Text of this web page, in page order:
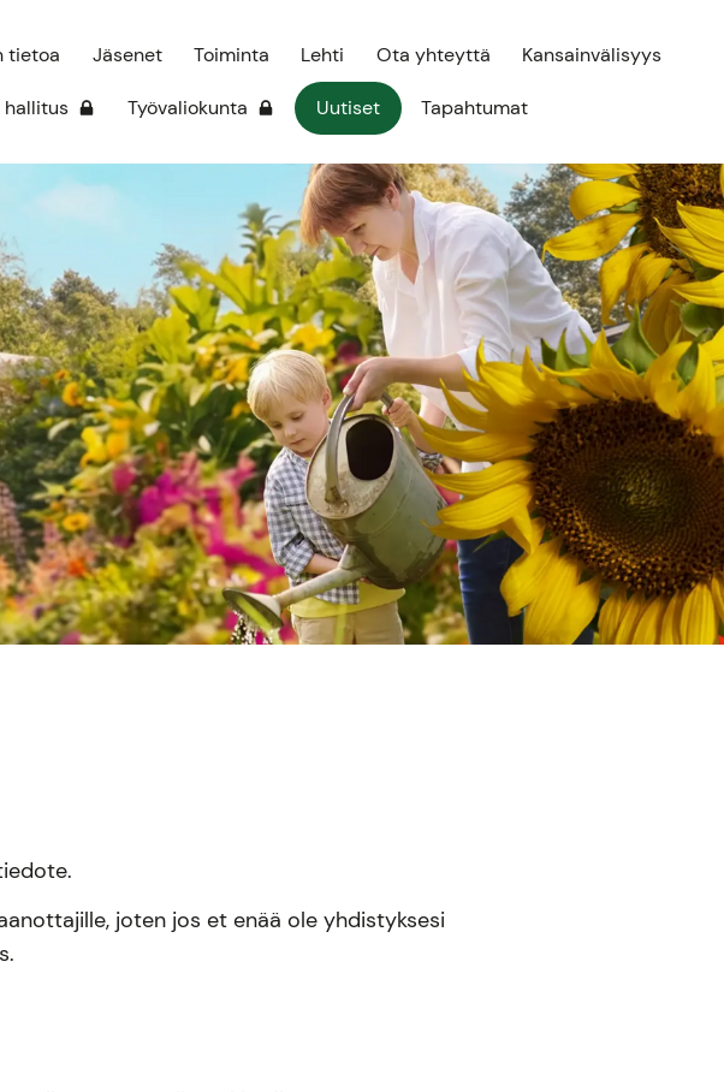
tietoa Jäsenet Toiminta Lehti Ota yhteyttä Kansainvälisyys
hallitus Työvaliokunta Uutiset Tapahtumat
joten jos et enää ole yhdistyksesi